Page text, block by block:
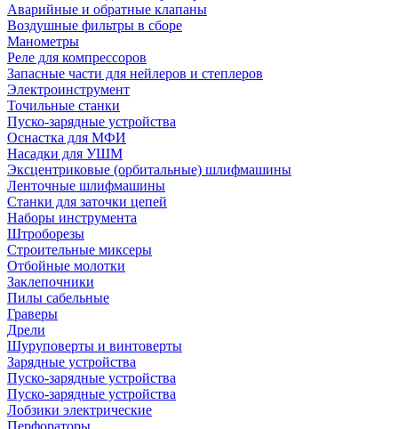
Аварийные и обратные клапаны
Воздушные фильтры в сборе
Манометры
Реле для компрессоров
Запасные части для нейлеров и степлеров
Электроинструмент
Точильные станки
Пуско-зарядные устройства
Оснастка для МФИ
Насадки для УШМ
Эксцентриковые (орбитальные) шлифмашины
Ленточные шлифмашины
Станки для заточки цепей
Наборы инструмента
Штроборезы
Строительные миксеры
Отбойные молотки
Заклепочники
Пилы сабельные
Граверы
Дрели
Шуруповерты и винтоверты
Зарядные устройства
Пуско-зарядные устройства
Пуско-зарядные устройства
Лобзики электрические
Перфораторы